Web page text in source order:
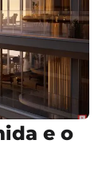
e o